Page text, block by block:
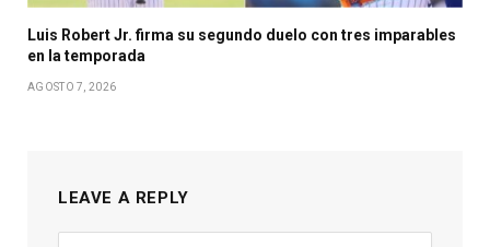
Luis Robert Jr. firma su segundo duelo con tres imparables
en la temporada
AGOSTO 7, 2026
LEAVE A REPLY